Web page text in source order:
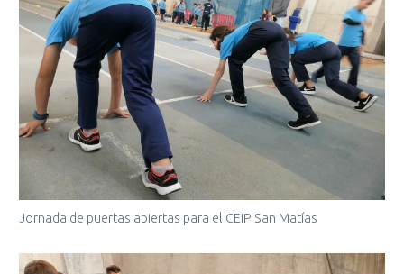
Jornada de puertas abiertas para el CEIP San Matías